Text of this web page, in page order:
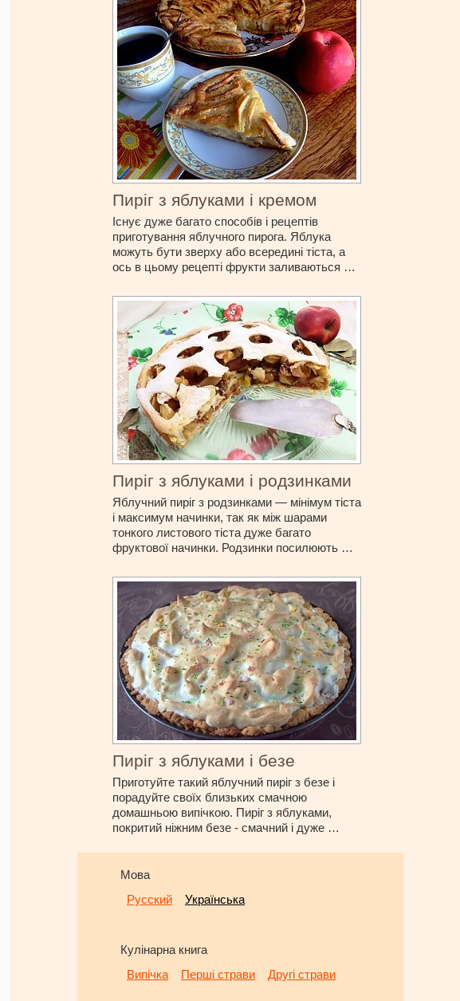
Пиріг з яблуками і кремом
Існує дуже багато способів і рецептів
приготування яблучного пирога. Яблука
можуть бути зверху або всередині тіста, а
ось в цьому рецепті фрукти заливаються …
Пиріг з яблуками і родзинками
Яблучний пиріг з родзинками — мінімум тіста
і максимум начинки, так як між шарами
тонкого листового тіста дуже багато
фруктової начинки. Родзинки посилюють …
Пиріг з яблуками і безе
Приготуйте такий яблучний пиріг з безе і
порадуйте своїх близьких смачною
домашньою випічкою. Пиріг з яблуками,
покритий ніжним безе - смачний і дуже …
Мова
Русский
Українська
Кулінарна книга
Випічка
Перші страви Другі страви